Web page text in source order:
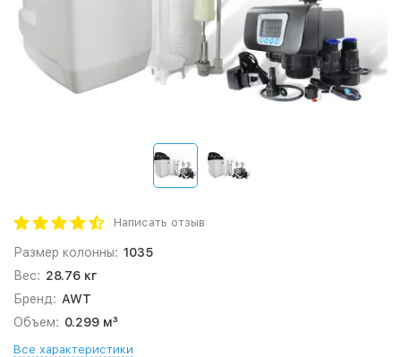
Написать отзыв
Размер колонны: 1035
Вес: 28.76 кг
Бренд: AWT
Объем: 0.299 м³
Все характеристики